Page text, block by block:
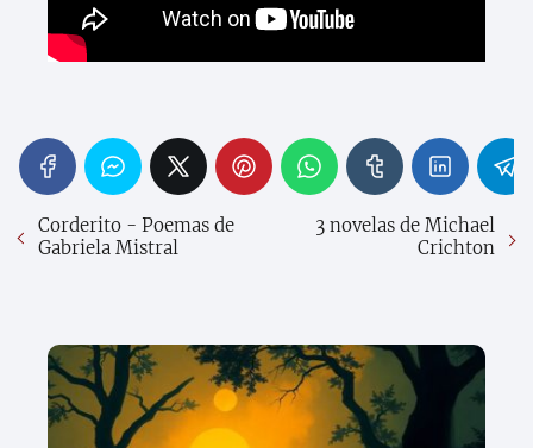
Corderito - Poemas de
Gabriela Mistral
3 novelas de Michael
Crichton